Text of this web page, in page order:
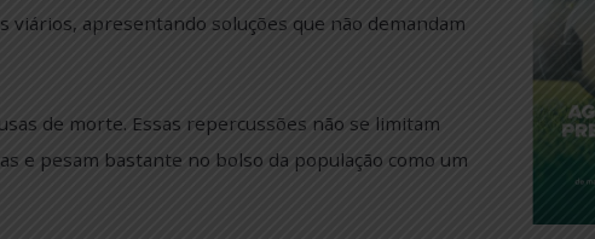
de dialogar com agentes da gestão pública e do
viários, apresentando soluções que não demandam
causas de morte. Essas repercussões não se limitam